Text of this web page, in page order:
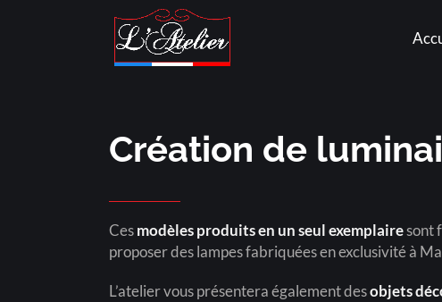
Création de
Cesmodèles produits en un seul exemplairesont
proposer des lampes fabriquées en exclusivité à
L’atelier vous présentera également desobjets